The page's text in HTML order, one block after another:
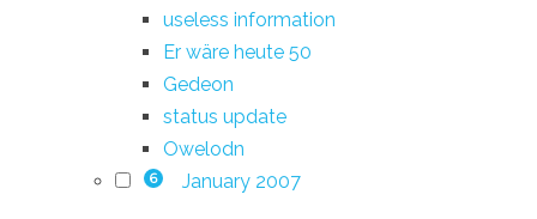
useless information
Er wäre heute 50
Gedeon
status update
Owelodn
6 January 2007